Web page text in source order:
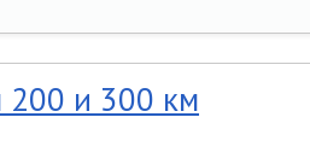
200 и 300 км